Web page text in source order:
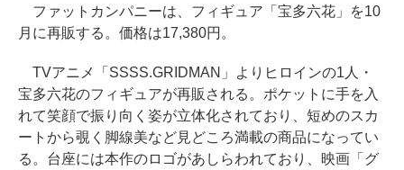
ファットカンパニーは、フィギュア「宝多六花」を10
月に再販する。価格は17,380円。
TVアニメ「SSSS.GRIDMAN」よりヒロインの1人・
宝多六花のフィギュアが再販される。ポケットに手を入
れて笑顔で振り向く姿が立体化されており、短めのスカ
ートから覗く脚線美など見どころ満載の商品になってい
る。台座には本作のロゴがあしらわれており、映画「グ